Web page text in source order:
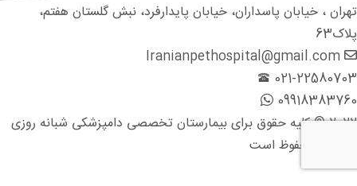
تهران ، خیابان پاسداران، خیابان پایدارفرد، نبش گلستان هفتم،
پلاک63
Iranianpethospital@gmail.com
021-22580703
09918383760
2022 © کلیه حقوق برای بیمارستان تخصصی دامپزشکی شبانه روزی
ایرانیان محفوظ است